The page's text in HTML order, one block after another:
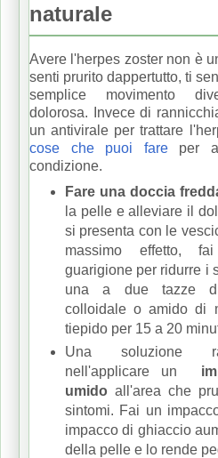
naturale
Avere l'herpes zoster non è
senti prurito dappertutto, ti
semplice movimento
dolorosa.
Invece di
un antivirale per trattare
cose che puoi fareper
condizione.
Fare una doccia
la pelle e alleviare il
si presenta con le
massimo effetto,
guarigione per ridurre i
una a due tazze
colloidale o amido di
tiepido per 15 a 20
Una soluzione
nell'applicare un
umido all'area che
sintomi. Fai un
impacco di ghiaccio
della pelle e lo rende